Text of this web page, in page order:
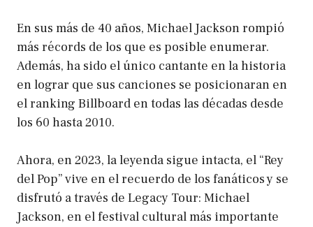
En sus más de 40 años, Michael Jackson rompió
más récords de los que es posible enumerar.
Además, ha sido el único cantante en la historia
en lograr que sus canciones se posicionaran en
el ranking Billboard en todas las décadas desde
los 60 hasta 2010.
Ahora, en 2023, la leyenda sigue intacta, el “Rey
del Pop” vive en el recuerdo de los fanáticos y se
disfrutó a través de Legacy Tour: Michael
Jackson, en el festival cultural más importante